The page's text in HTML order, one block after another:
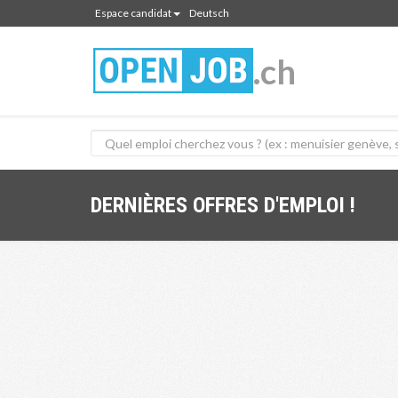
Espace candidat Deutsch
.ch
DERNIÈRES OFFRES D'EMPLOI !